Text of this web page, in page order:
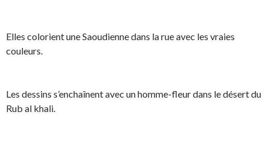
Elles colorient une Saoudienne dans la rue avec les vraies
couleurs.
Les dessins s’enchaînent avec un homme-fleur dans le désert du
Rub al khali.